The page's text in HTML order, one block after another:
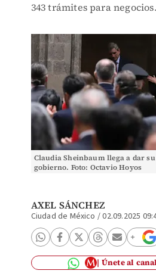
343 trámites para negocios.
Claudia Sheinbaum llega a dar
gobierno. Foto: Octavio Hoyos
AXEL SÁNCHEZ
Ciudad de México /02.09.2025
Únete al